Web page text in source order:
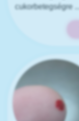
cukorbetegségre ...